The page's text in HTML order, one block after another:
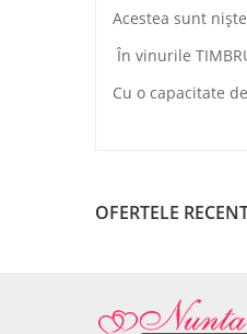
Acestea sunt
În vinurile
Cu o capacitate
OFERTELE